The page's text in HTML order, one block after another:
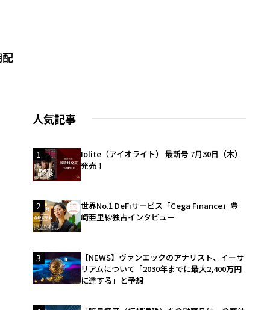
人気記事
1
Iolite（アイオライト） 最新号 7月30日（木）
発売！
2
世界No.1 DeFiサービス「Cega Finance」豊
崎亜里紗独占インタビュー
3
【NEWS】ヴァンエックのアナリスト、イーサ
リアムについて「2030年までに最大2,400万円
に達する」と予想